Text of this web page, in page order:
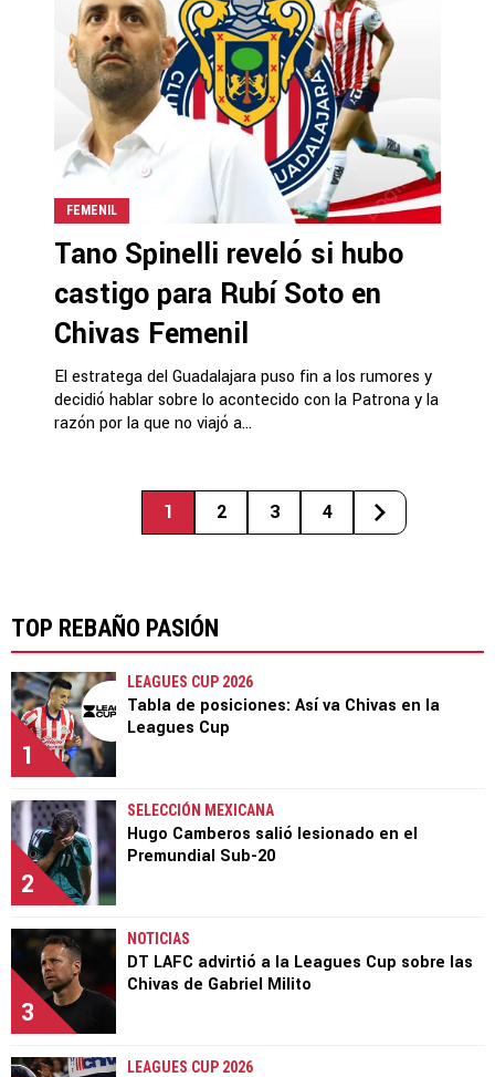
FEMENIL
Tano Spinelli reveló si hubo
castigo para Rubí Soto en
Chivas Femenil
El estratega del Guadalajara puso fin a los rumores y
decidió hablar sobre lo acontecido con la Patrona y la
razón por la que no viajó a...
1 2 3 4
TOP REBAÑO PASIÓN
1
LEAGUES CUP 2026
Tabla de posiciones: Así va Chivas en la
Leagues Cup
2
SELECCIÓN MEXICANA
Hugo Camberos salió lesionado en el
Premundial Sub-20
3
NOTICIAS
DT LAFC advirtió a la Leagues Cup sobre las
Chivas de Gabriel Milito
LEAGUES CUP 2026